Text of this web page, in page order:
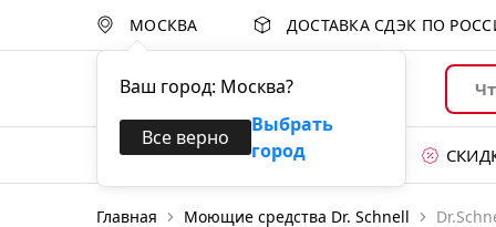
МОСКВА
Ваш город: Москва?
Все верно
Выбрать
город
ДОСТАВКА СДЭК ПО
Каталог товаров
Уход за поверхностями
Главная Моющие средства Dr. Schnell